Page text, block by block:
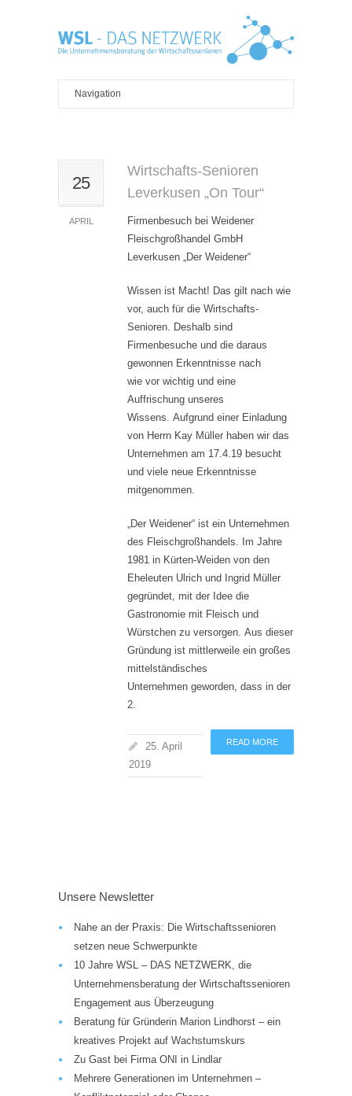
25
APRIL
Wirtschafts-Senioren
Leverkusen „On Tour“
Firmenbesuch bei Weidener
Fleischgroßhandel GmbH
Leverkusen „Der Weidener“
Wissen ist Macht! Das gilt nach wie
vor, auch für die Wirtschafts-
Senioren. Deshalb sind
Firmenbesuche und die daraus
gewonnen Erkenntnisse nach
wie vor wichtig und eine
Auffrischung unseres
Wissens. Aufgrund einer Einladung
von Herrn Kay Müller haben wir das
Unternehmen am 17.4.19 besucht
und viele neue Erkenntnisse
mitgenommen.
„Der Weidener“ ist ein Unternehmen
des Fleischgroßhandels. Im Jahre
1981 in Kürten-Weiden von den
Eheleuten Ulrich und Ingrid Müller
gegründet, mit der Idee die
Gastronomie mit Fleisch und
Würstchen zu versorgen. Aus dieser
Gründung ist mittlerweile ein großes
mittelständisches
Unternehmen geworden, dass in der
2.
READ MORE
25. April
2019
Unsere Newsletter
Nahe an der Praxis: Die Wirtschaftssenioren
setzen neue Schwerpunkte
10 Jahre WSL – DAS NETZWERK, die
Unternehmensberatung der Wirtschaftssenioren
Engagement aus Überzeugung
Beratung für Gründerin Marion Lindhorst – ein
kreatives Projekt auf Wachstumskurs
Zu Gast bei Firma ONI in Lindlar
Mehrere Generationen im Unternehmen –